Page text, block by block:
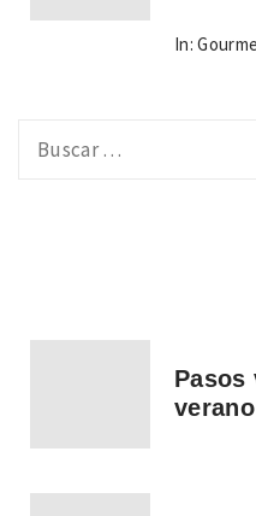
In:
Pasos
verano